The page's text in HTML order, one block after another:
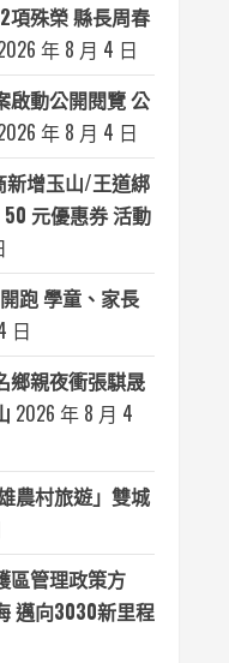
項殊榮 縣長周春
年 8 月 4 日
啟動公開閱覽 公
年 8 月 4 日
新增玉山/王道綁
50 元優惠券 活動
跑 學童、家長
日
鄉親夜衝張騏晟
2026 年 8 月 4
農村旅遊」雙城
區管理政策方
邁向3030新里程